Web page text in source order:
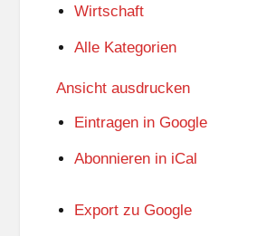
Wirtschaft
Alle Kategorien
Ansicht ausdrucken
Eintragen in Google
Abonnieren in iCal
Export zu Google